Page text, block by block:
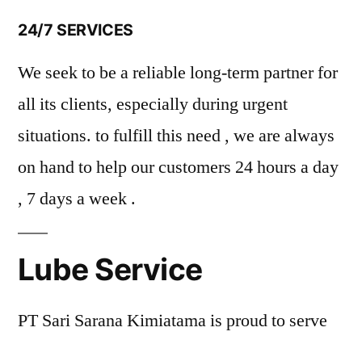
24/7 SERVICES
We seek to be a reliable long-term partner for
all its clients, especially during urgent
situations. to fulfill this need , we are always
on hand to help our customers 24 hours a day
, 7 days a week .
Lube Service
PT Sari Sarana Kimiatama is proud to serve